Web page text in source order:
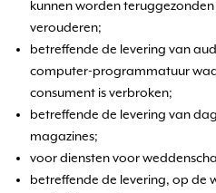
kunnen worden
verouderen;
betreffende de levering van
computer-programmatuur
consument is verbroken;
betreffende de levering van
magazines;
voor diensten voor
betreffende de levering, op de